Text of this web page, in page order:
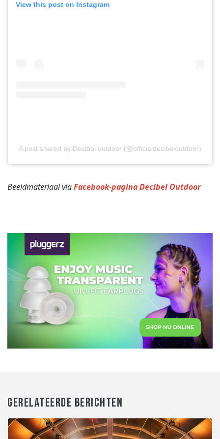
View this post on Instagram
A post shared by Decibel outdoor (@officialdecibeloutdoor)
Beeldmateriaal viaFacebook-pagina Decibel Outdoor
GERELATEERDE BERICHTEN